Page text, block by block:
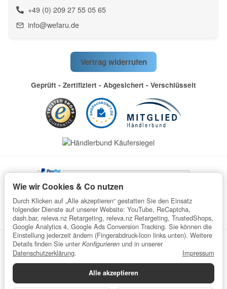
+49 (0) 209 27 55 05 65
info@wefaru.de
Vertrag widerrufen
Geprüft - Zertifiziert - Abgesichert - Verschlüsselt
Datenschutz AGB Impressum
Widerrufsrecht
Batteriegesetzhinweise
Verpackungshinweise
Datenschutzerklärung•Impressum
*Alle Preise inkl. gesetzlicher USt., zzgl.Versand
Wie wir Cookies & Co nutzen
Durch Klicken auf „Alle akzeptieren“ gestatten Sie den Einsatz
folgender Dienste auf unserer Website: YouTube, ReCaptcha,
dash.bar, releva.nz Retargeting, releva.nz Retargeting, TrustedShops,
Google Analytics 4, Google Ads Conversion Tracking. Sie können die
Einstellung jederzeit ändern (Fingerabdruck-Icon links unten). Weitere
Details finden Sie unter Konfigurieren und in unserer
Datenschutzerklärung. Impressum
Alle akzeptieren